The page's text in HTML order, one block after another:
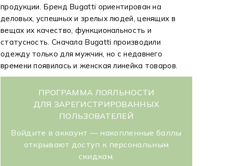
продукции. Бренд Bugatti ориентирован на
деловых, успешных и зрелых людей, ценящих в
вещах их качество, функциональность и
статусность. Сначала Bugatti производили
одежду только для мужчин, но с недавнего
времени появилась и женская линейка товаров.
ПРОГРАММА ЛОЯЛЬНОСТИ
ДЛЯ ЗАРЕГИСТРИРОВАННЫХ
ПОЛЬЗОВАТЕЛЕЙ
Войдите в аккаунт — накопленные баллы
открывают доступ к персональным
скидкам.